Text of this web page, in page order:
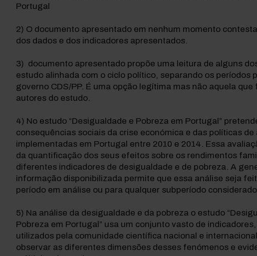
Portugal
O documento apresentado em nenhum momento
dos dados e dos indicadores apresentados.
documento apresentado propõe uma leitura de alguns
estudo alinhada com o ciclo político, separando os períodos
governo CDS/PP. É uma opção legítima mas não aquela
autores do estudo.
No estudo “Desigualdade e Pobreza em Portugal”
consequências sociais da crise económica e das políticas de
implementadas em Portugal entre 2010 e 2014. Essa
da quantificação dos seus efeitos sobre os rendimentos
diferentes indicadores de desigualdade e de pobreza. A
informação disponibilizada permite que essa análise seja
período em análise ou para qualquer subperíodo
Na análise da desigualdade e da pobreza o estudo
Pobreza em Portugal” usa um conjunto vasto de
utilizados pela comunidade científica nacional e
observar as diferentes dimensões desses fenómenos e